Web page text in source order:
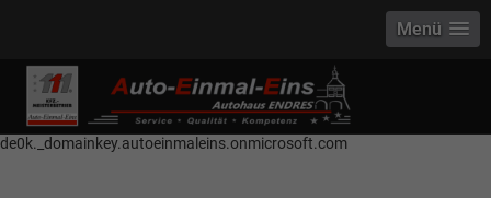
------------ Host Name : selector1._domainkey Points to address or value:
selector1-aee-de0k._domainkey.autoeinmaleins.onmicrosoft.com Host
Name : selector2._domainkey Points to address or value: selector2-aee-
de0k._domainkey.autoeinmaleins.onmicrosoft.com
Menü